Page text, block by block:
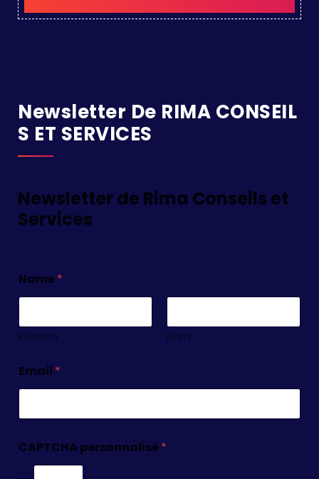
Newsletter De RIMA CONSEIL
S ET SERVICES
Newsletter de Rima Conseils et
Services
Name*
Prénom Nom
Email *
CAPTCHA personnalisé*